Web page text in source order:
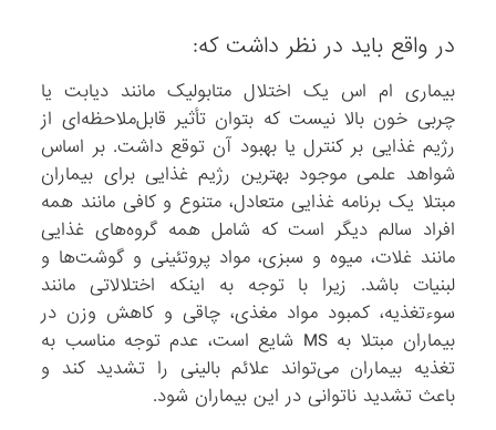
در واقع باید در نظر داشت که:
بیماری ام اس یک اختلال متابولیک مانند دیابت یا
چربی خون بالا نیست که بتوان تأثیر قابل‌ملاحظه‌ای از
رژیم غذایی بر کنترل یا بهبود آن توقع داشت. بر اساس
شواهد علمی موجود بهترین رژیم غذایی برای بیماران
مبتلا یک برنامه غذایی متعادل، متنوع و کافی مانند همه
افراد سالم دیگر است که شامل همه گروه‌های غذایی
مانند غلات، میوه و سبزی، مواد پروتئینی و گوشت‌ها و
لبنیات باشد. زیرا با توجه به اینکه اختلالاتی مانند
سوءتغذیه، کمبود مواد مغذی، چاقی و کاهش وزن در
بیماران مبتلا به MS شایع است، عدم توجه مناسب به
تغذیه بیماران می‌تواند علائم بالینی را تشدید کند و
باعث تشدید ناتوانی در این بیماران شود.